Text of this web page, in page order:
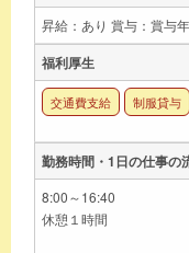
昇給：あり 賞与：賞与
福利厚生
交通費支給 制服貸与
勤務時間・1日の仕事の
8:00～16:40
休憩１時間